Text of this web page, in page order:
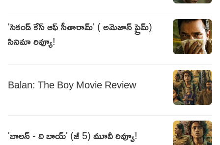
'సెకండ్ కేస్ ఆఫ్ సీతారామ్' ( అమెజాన్ ప్రైమ్)
సినిమా రివ్యూ!
Balan: The Boy Movie Review
'బాలన్ - ది బాయ్' (జీ 5) మూవీ రివ్యూ!